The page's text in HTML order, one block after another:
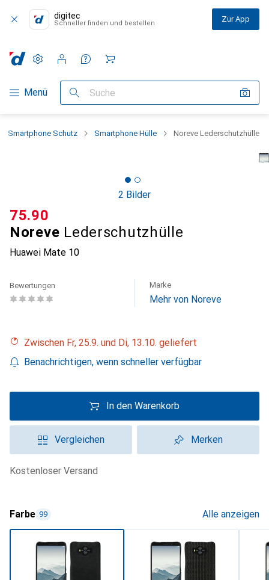
digitec
Schneller finden und bestellen Zur App
Navigation nach Kategorien
Menü Suche
Einstellungen
Kundenkonto
Vergleichslisten
Merklisten
Warenkorb
Smartphone Schutz Smartphone Hülle Noreve Lederschutzhülle
2 Bilder
Noreve Lederschutzhülle
Huawei Mate 10
CHF
75.90
Bewertungen Marke
Mehr von Noreve
Zwischen Fr, 25.9. und Di, 13.10. geliefert
Benachrichtigen, wenn schneller verfügbar
In den Warenkorb
Vergleichen Merken
kostenloser Versand
Farbe 99 Alle anzeigen